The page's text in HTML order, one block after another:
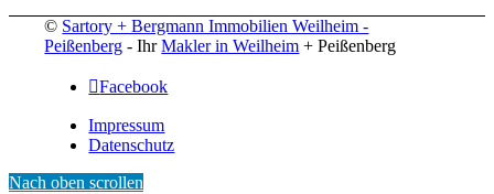
© Sartory + Bergmann Immobilien Weilheim -
Peißenberg - IhrMakler in Weilheim + Peißenberg
Facebook
Impressum
Datenschutz
Nach oben scrollen